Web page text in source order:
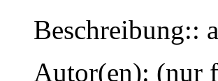
Beschreibung::
Autor(en): (nur